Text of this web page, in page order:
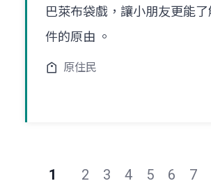
巴萊布袋戲，讓小朋友更能
件的原由 。
原住民
1 2 3 4 5 6 7